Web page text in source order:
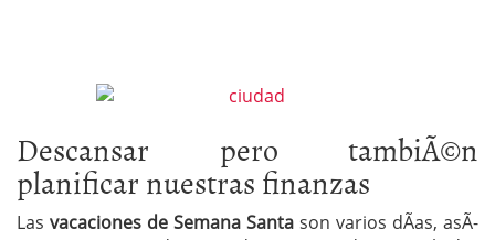
Descansar pero tambiÃ©n
planificar nuestras finanzas
Las vacaciones de Semana Santa son varios dÃ­as, asÃ­